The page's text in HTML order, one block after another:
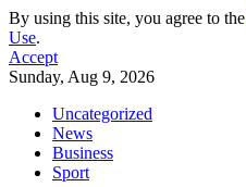
By using this site, you agree to the
Use.
Accept
Sunday, Aug 9, 2026
Uncategorized
News
Business
Sport